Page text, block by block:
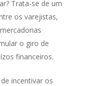
Trata-se de um
os varejistas,
o giro de
financeiros.
incentivar os